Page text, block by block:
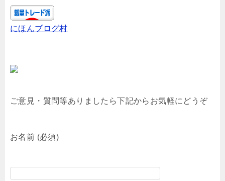
にほんブログ村
ご意見・質問等ありましたら下記からお気軽にどうぞ
お名前 (必須)